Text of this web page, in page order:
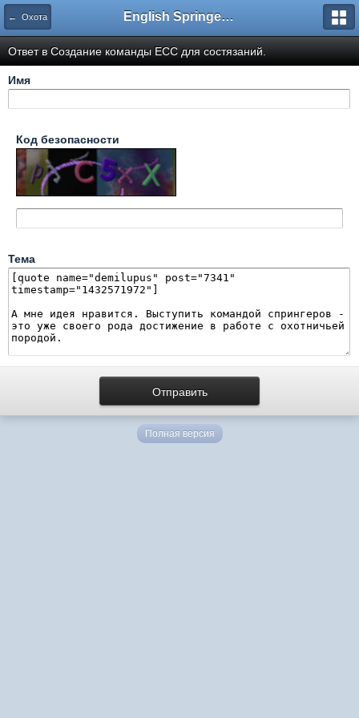
← Охота English Springer Spaniel Club
Ответ в Создание команды ЕСС для состязаний.
Имя
Код безопасности
Тема
Полная версия